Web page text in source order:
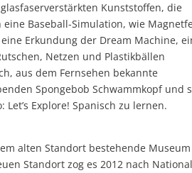
Kunststoffen, die
Baseball-Simulation, wie
Erkundung der Dream Machine,
Netzen und Plastikbällen
aus dem Fernsehen bekannte
Spongebob Schwammkopf und
Explore! Spanisch zu lernen.
alten Standort bestehende Museum
Standort zog es 2012 nach